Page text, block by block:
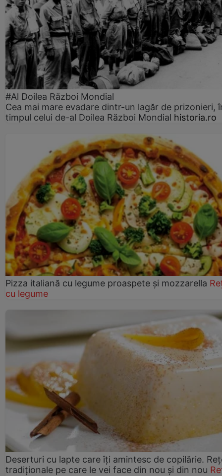
#Al Doilea Război Mondial
Cea mai mare evadare dintr-un lagăr de prizonieri,
timpul celui de-al Doilea Război Mondial historia.ro
Pizza italiană cu legume proaspete și mozzarella
cu legume
Deserturi cu lapte care îți amintesc de copilărie.
tradiționale pe care le vei face din nou și din nou